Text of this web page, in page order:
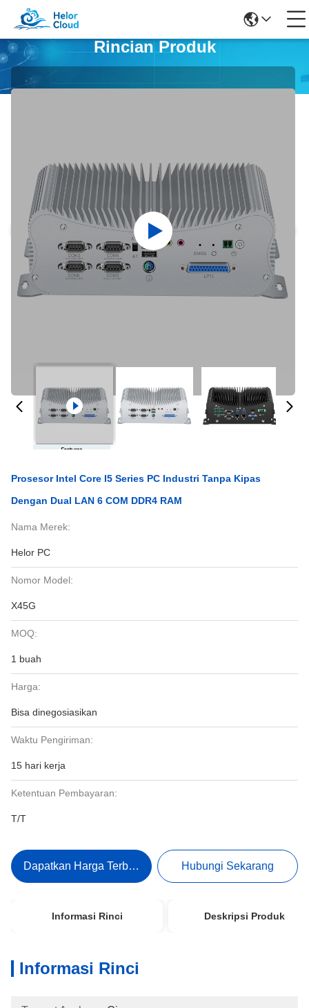
Rincian Produk
Prosesor Intel Core I5 Series PC Industri Tanpa Kipas
Dengan Dual LAN 6 COM DDR4 RAM
Nama Merek:
Helor PC
Nomor Model:
X45G
MOQ:
1 buah
Harga:
Bisa dinegosiasikan
Waktu Pengiriman:
15 hari kerja
Ketentuan Pembayaran:
T/T
Dapatkan Harga Terbaik Hubungi Sekarang
Informasi Rinci Deskripsi Produk
Informasi Rinci